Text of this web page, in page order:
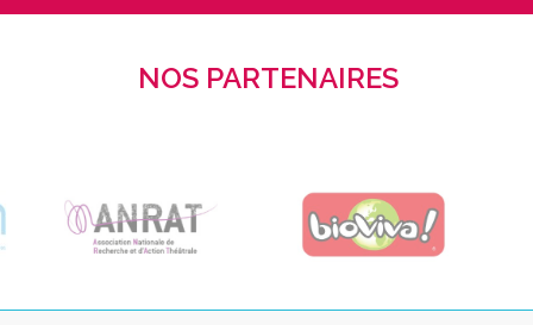
NOS PARTENAIRES